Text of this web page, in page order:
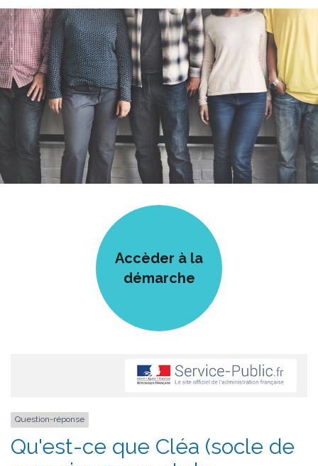
Accèder à la
démarche
Question-réponse
Qu'est-ce que Cléa (socle de